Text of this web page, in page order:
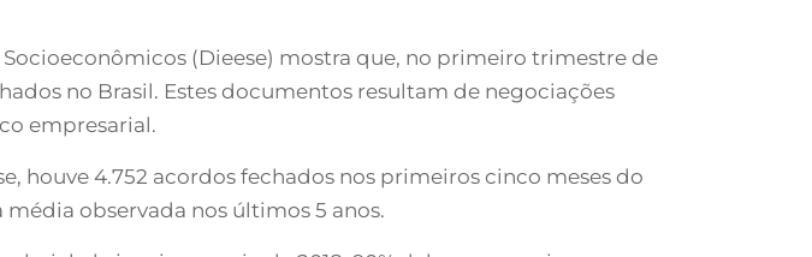
(Dieese) mostra que, no primeiro trimestre de
no Brasil. Estes documentos resultam de negociações
empresarial.
houve 4.752 acordos fechados nos primeiros cinco meses do
observada nos últimos 5 anos.